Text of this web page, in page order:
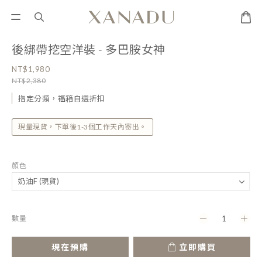
後綁帶挖空洋裝 - 多巴胺女神
NT$1,980
NT$2,380
指定分類，福箱自選折扣
現量現貨，下單後1-3個工作天內寄出。
顏色
數量
現在預購 立即購買